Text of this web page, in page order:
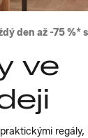
den až -75 %*
ve